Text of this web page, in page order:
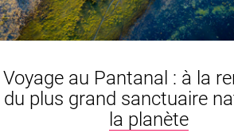
Voyage au Pantanal : à la
du plus grand sanctuaire
la planète